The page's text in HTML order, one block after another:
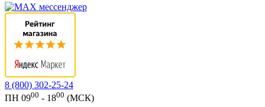
8 (800) 302-25-24
ПН 0900 - 1800 (МСК)